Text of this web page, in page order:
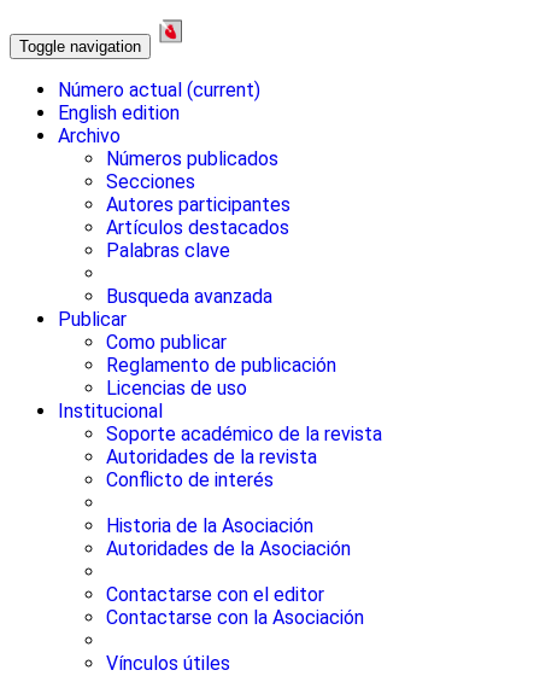
Toggle navigation
Número actual (current)
English edition
Archivo
Números publicados
Secciones
Autores participantes
Artículos destacados
Palabras clave
Busqueda avanzada
Publicar
Como publicar
Reglamento de publicación
Licencias de uso
Institucional
Soporte académico de la revista
Autoridades de la revista
Conflicto de interés
Historia de la Asociación
Autoridades de la Asociación
Contactarse con el editor
Contactarse con la Asociación
Vínculos útiles